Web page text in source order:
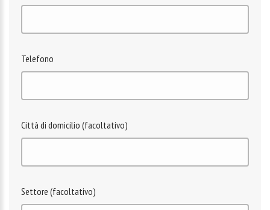
Telefono
Città di domicilio (facoltativo)
Settore (facoltativo)